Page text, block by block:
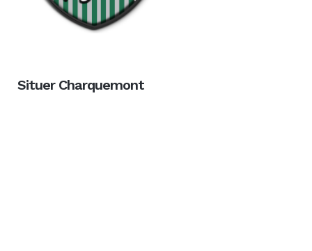
Situer Charquemont